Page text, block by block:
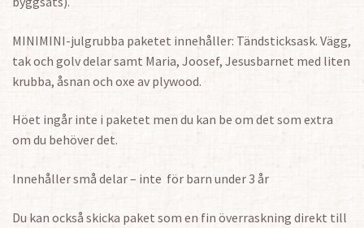
MINIMINI-julgrubba paketet innehåller: Tändsticksask. Vägg,
tak och golv delar samt Maria, Joosef, Jesusbarnet med liten
krubba, åsnan och oxe av plywood.
Höet ingår inte i paketet men du kan be om det som extra
om du behöver det.
Innehåller små delar – inte för barn under 3 år
Du kan också skicka paket som en fin överraskning direkt till